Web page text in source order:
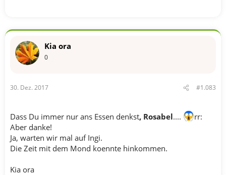
Kia ora
0
30. Dez. 2017 #1.083
Dass Du immer nur ans Essen denkst, Rosabel....
rr:
Aber danke!
Ja, warten wir mal auf Ingi.
Die Zeit mit dem Mond koennte hinkommen.
Kia ora